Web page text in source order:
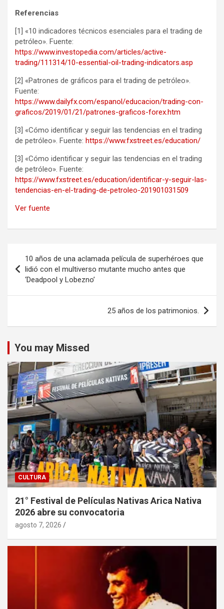
Referencias
[1] «10 indicadores técnicos esenciales para el trading de
petróleo». Fuente:
https://www.investopedia.com/articles/active-
trading/111314/10-essential-oil-trading-indicators.asp
[2] «Patrones de gráficos para el trading de petróleo».
Fuente:
https://www.dailyfx.com/espanol/educacion/trading-con-
graficos/2019/01/21/patrones-graficos-forex.htm
[3] «Cómo identificar y seguir las tendencias en el trading
de petróleo». Fuente: https://www.fxstreet.es/education/
[3] «Cómo identificar y seguir las tendencias en el trading
de petróleo». Fuente:
https://www.fxstreet.es/education/identificar-y-seguir-las-
tendencias-en-el-trading-de-petroleo-201901031509
Ver fuente
de
entradas
10 años de una aclamada película de superhéroes que
lidió con el multiverso mutante mucho antes que
‘Deadpool y Lobezno’
25 años de los patrimonios.
You may Missed
CULTURA
21° Festival de Películas Nativas Arica Nativa
2026 abre su convocatoria
agosto 7, 2026